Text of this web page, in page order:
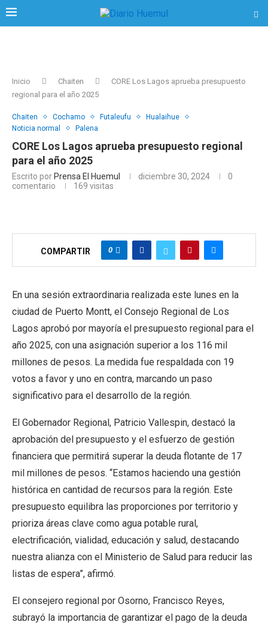
Inicio Chaiten
CORE Los Lagos aprueba presupuesto
regional para el año 2025
Chaiten Cochamo Futaleufu
Hualaihue
Noticia normal
Palena
CORE Los Lagos aprueba presupuesto regional
para el año 2025
Escrito por Prensa El Huemul diciembre 30, 2024
0
comentario
169 visitas
COMPARTIR 0
En una sesión extraordinaria realizada este lunes en la
ciudad de Puerto Montt, el Consejo Regional de Los
Lagos aprobó por mayoría el presupuesto regional para el
año 2025, con una asignación superior a los 116 mil
millones de pesos. La medida fue respaldada con 19
votos a favor y uno en contra, marcando un paso
significativo para el desarrollo de la región.
El Gobernador Regional, Patricio Vallespin, destacó la
aprobación del presupuesto y el esfuerzo de gestión
financiera que permitirá superar la deuda flotante de 17
mil millones de pesos. “Estamos haciendo una gestión
histórica en cantidad de recursos para la región. Este
presupuesto equilibra las proporciones por territorio y
prioriza áreas clave como agua potable rural,
electrificación, vialidad, educación y salud, destacando
nuestra alianza con el Ministerio de Salud para reducir las
listas de espera”, afirmó.
El consejero regional por Osorno, Francisco Reyes,
subrayó la importancia de garantizar el pago de la deuda